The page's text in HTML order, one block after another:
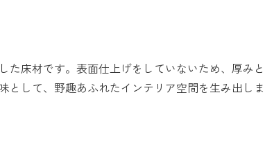
た床材です。表面仕上げをしていないため、厚み
として、野趣あふれたインテリア空間を生み出し